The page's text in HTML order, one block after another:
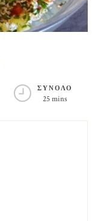
ΣΥΝΟΛΟ
25 mins